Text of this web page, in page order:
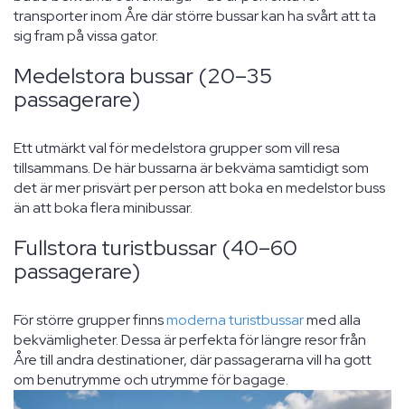
transporter inom Åre där större bussar kan ha svårt att ta
sig fram på vissa gator.
Medelstora bussar (20–35
passagerare)
Ett utmärkt val för medelstora grupper som vill resa
tillsammans. De här bussarna är bekväma samtidigt som
det är mer prisvärt per person att boka en medelstor buss
än att boka flera minibussar.
Fullstora turistbussar (40–60
passagerare)
För större grupper finnsmoderna turistbussarmed alla
bekvämligheter. Dessa är perfekta för längre resor från
Åre till andra destinationer, där passagerarna vill ha gott
om benutrymme och utrymme för bagage.